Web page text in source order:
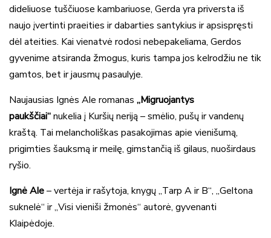
dideliuose tuščiuose kambariuose, Gerda yra priversta iš
naujo įvertinti praeities ir dabarties santykius ir apsispręsti
dėl ateities. Kai vienatvė rodosi nebepakeliama, Gerdos
gyvenime atsiranda žmogus, kuris tampa jos kelrodžiu ne tik
gamtos, bet ir jausmų pasaulyje.
Naujausias Ignės Ale romanas „Migruojantys
paukščiai“nukelia į Kuršių neriją – smėlio, pušų ir vandenų
kraštą. Tai melancholiškas pasakojimas apie vienišumą,
prigimties šauksmą ir meilę, gimstančią iš gilaus, nuoširdaus
ryšio.
Ignė Ale– vertėja ir rašytoja, knygų „Tarp A ir B“, „Geltona
suknelė“ ir „Visi vieniši žmonės“ autorė, gyvenanti
Klaipėdoje.